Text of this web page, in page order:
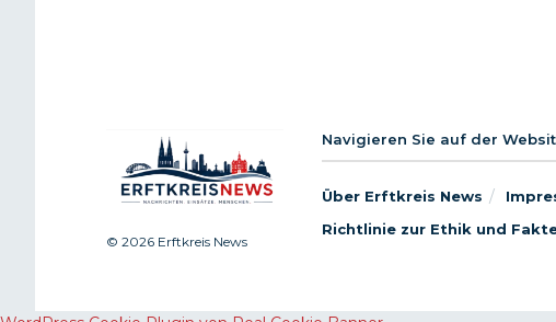
© 2026 Erftkreis News
Navigieren Sie auf der
Über Erftkreis News
Richtlinie zur Ethik und